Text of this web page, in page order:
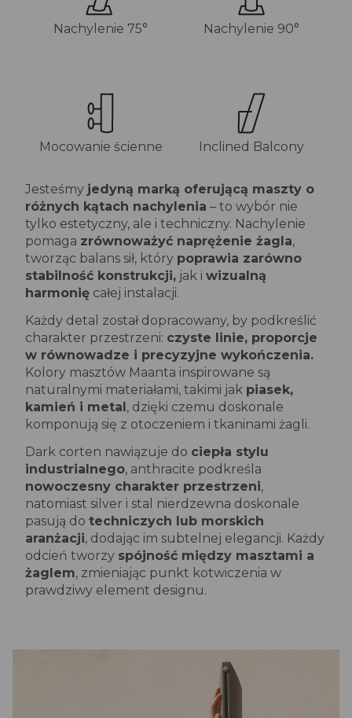
Nachylenie 75° Nachylenie 90°
Mocowanie ścienne Inclined Balcony
Jesteśmy jedyną marką oferującą maszty o
różnych kątach nachylenia – to wybór nie
tylko estetyczny, ale i techniczny. Nachylenie
pomaga zrównoważyć naprężenie żagla,
tworząc balans sił, który poprawia zarówno
stabilność konstrukcji, jak i wizualną
harmonię całej instalacji.
Każdy detal został dopracowany, by podkreślić
charakter przestrzeni: czyste linie, proporcje
w równowadze i precyzyjne wykończenia.
Kolory masztów Maanta inspirowane są
naturalnymi materiałami, takimi jak piasek,
kamień i metal , dzięki czemu doskonale
komponują się z otoczeniem i tkaninami żagli.
Dark corten nawiązuje do ciepła stylu
industrialnego, anthracite podkreśla
nowoczesny charakter przestrzeni,
natomiast silver i stal nierdzewna doskonale
pasują do techniczych lub morskich
aranżacji, dodając im subtelnej elegancji. Każdy
odcień tworzy spójność między masztami a
żaglem, zmieniając punkt kotwiczenia w
prawdziwy element designu.